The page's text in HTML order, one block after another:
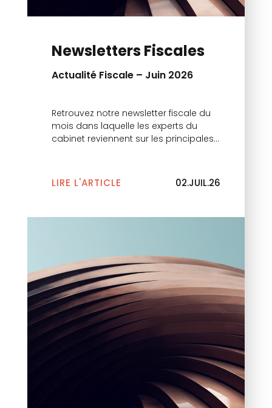
Newsletters Fiscales
Actualité Fiscale – Juin 2026
Retrouvez notre newsletter fiscale du
mois dans laquelle les experts du
cabinet reviennent sur les principales
LIRE L'ARTICLE 02.JUIL.26